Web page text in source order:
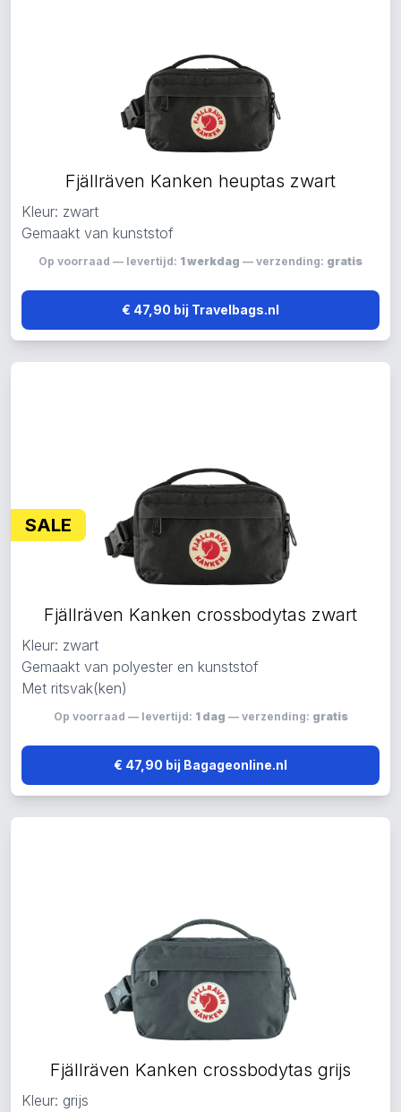
Fjällräven Kanken heuptas zwart
Kleur: zwart
Gemaakt van kunststof
Op voorraad — levertijd: 1 werkdag — verzending: gratis
€ 47,90 bij Travelbags.nl
SALE
Fjällräven Kanken crossbodytas zwart
Kleur: zwart
Gemaakt van polyester en kunststof
Met ritsvak(ken)
Op voorraad — levertijd: 1 dag — verzending: gratis
€ 47,90 bij Bagageonline.nl
Fjällräven Kanken crossbodytas grijs
Kleur: grijs